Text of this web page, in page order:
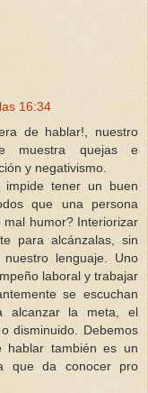
16:34
de hablar!, nuestro
muestra quejas e
y negativismo.
tener un buen
que una persona
humor? Interiorizar
para alcánzalas, sin
lenguaje. Uno
laboral y trabajar
se escuchan
alcanzar la meta, el
disminuido. Debemos
hablar también es un
que da conocer pro